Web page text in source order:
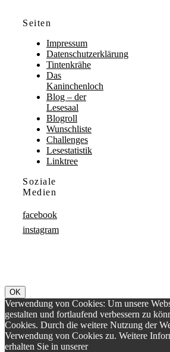
Seiten
Impressum
Datenschutzerklärung
Tintenkrähe
Das
Kaninchenloch
Blog – der
Lesesaal
Blogroll
Wunschliste
Challenges
Lesestatistik
Linktree
Soziale
Medien
facebook
instagram
OK
Verwendung von Cookies: Um unsere
gestalten und fortlaufend verbessern zu
Cookies. Durch die weitere Nutzung der
Verwendung von Cookies zu. Weitere
erhalten Sie in unserer